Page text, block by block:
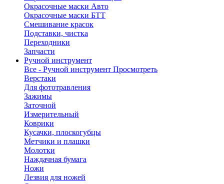
Окрасочные маски Авто
Окрасочные маски БТТ
Смешивание красок
Подставки, чистка
Переходники
Запчасти
Ручной инструмент
Все - Ручной инструмент Просмотреть
Верстаки
Для фототравления
Зажимы
Заточной
Измерительный
Коврики
Кусачки, плоскогубцы
Метчики и плашки
Молотки
Наждачная бумага
Ножи
Лезвия для ножей